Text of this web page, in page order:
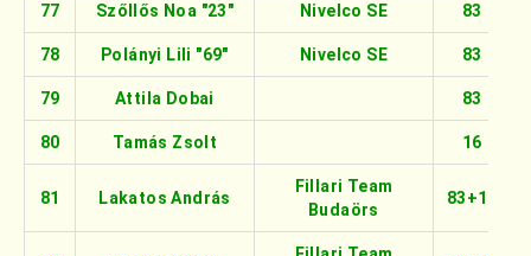
77 Szőllős Noa "23" Nivelco SE 83
78 Polányi Lili "69" Nivelco SE 83
79 Attila Dobai 83
80 Tamás Zsolt 16
81 Lakatos András
Fillari Team
Budaörs
83+16